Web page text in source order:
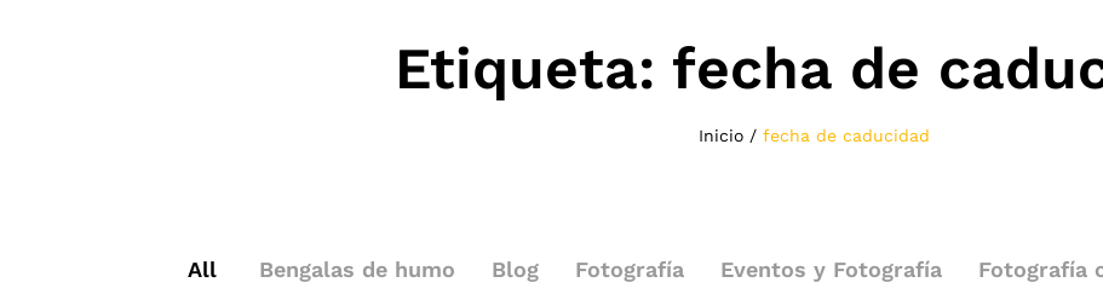
Etiqueta: fecha de
Inicio / fecha de caducidad
All Bengalas de humo Blog Fotografía Eventos y Fotografía Fotografía